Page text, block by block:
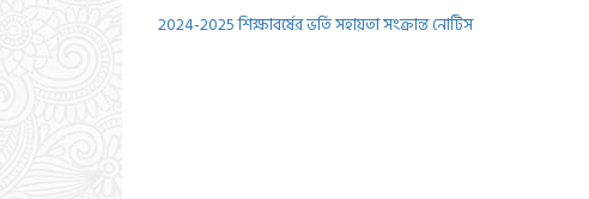
2024-2025 শিক্ষাবর্ষের ভর্তি সহায়তা সংক্রান্ত নোটিস